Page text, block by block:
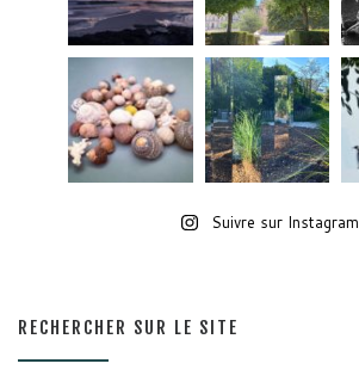
Suivre sur Instagram
RECHERCHER SUR LE SITE